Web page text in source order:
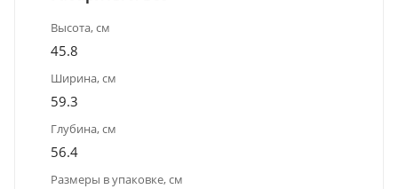
Высота, см
45.8
Ширина, см
59.3
Глубина, см
56.4
Размеры в упаковке, см